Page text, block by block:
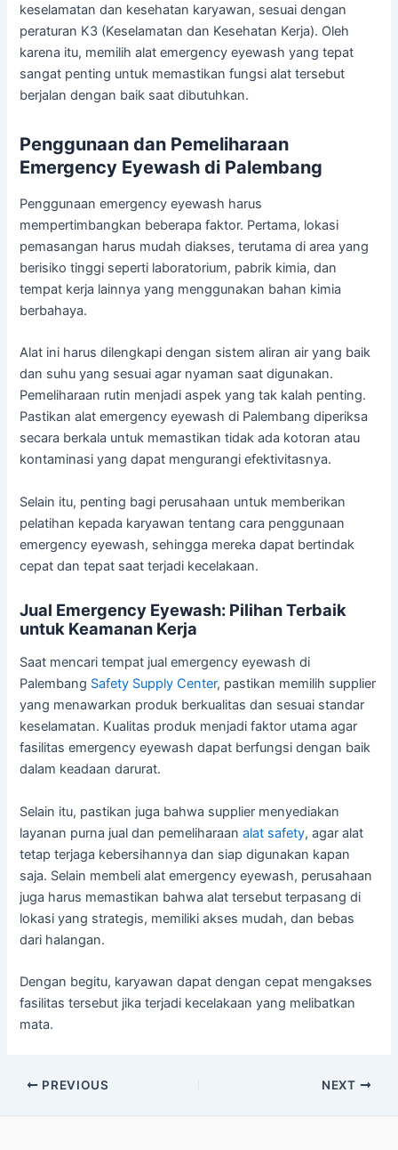
keselamatan dan kesehatan karyawan, sesuai dengan
peraturan K3 (Keselamatan dan Kesehatan Kerja). Oleh
karena itu, memilih alat emergency eyewash yang tepat
sangat penting untuk memastikan fungsi alat tersebut
berjalan dengan baik saat dibutuhkan.
Penggunaan dan Pemeliharaan
Emergency Eyewash di Palembang
Penggunaan emergency eyewash harus
mempertimbangkan beberapa faktor. Pertama, lokasi
pemasangan harus mudah diakses, terutama di area yang
berisiko tinggi seperti laboratorium, pabrik kimia, dan
tempat kerja lainnya yang menggunakan bahan kimia
berbahaya.
Alat ini harus dilengkapi dengan sistem aliran air yang baik
dan suhu yang sesuai agar nyaman saat digunakan.
Pemeliharaan rutin menjadi aspek yang tak kalah penting.
Pastikan alat emergency eyewash di Palembang diperiksa
secara berkala untuk memastikan tidak ada kotoran atau
kontaminasi yang dapat mengurangi efektivitasnya.
Selain itu, penting bagi perusahaan untuk memberikan
pelatihan kepada karyawan tentang cara penggunaan
emergency eyewash, sehingga mereka dapat bertindak
cepat dan tepat saat terjadi kecelakaan.
Jual Emergency Eyewash: Pilihan Terbaik
untuk Keamanan Kerja
Saat mencari tempat jual emergency eyewash di
Palembang Safety Supply Center, pastikan memilih supplier
yang menawarkan produk berkualitas dan sesuai standar
keselamatan. Kualitas produk menjadi faktor utama agar
fasilitas emergency eyewash dapat berfungsi dengan baik
dalam keadaan darurat.
Selain itu, pastikan juga bahwa supplier menyediakan
layanan purna jual dan pemeliharaanalat safety, agar alat
tetap terjaga kebersihannya dan siap digunakan kapan
saja. Selain membeli alat emergency eyewash, perusahaan
juga harus memastikan bahwa alat tersebut terpasang di
lokasi yang strategis, memiliki akses mudah, dan bebas
dari halangan.
Dengan begitu, karyawan dapat dengan cepat mengakses
fasilitas tersebut jika terjadi kecelakaan yang melibatkan
mata.
PREVIOUS NEXT